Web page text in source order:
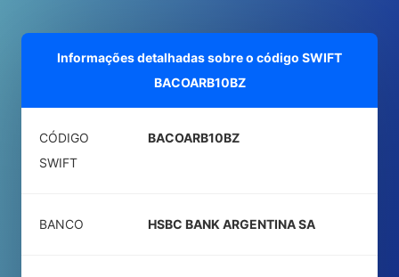
Informações detalhadas sobre o código SWIFT
BACOARB10BZ
CÓDIGO
SWIFT
BACOARB10BZ
BANCO HSBC BANK ARGENTINA SA